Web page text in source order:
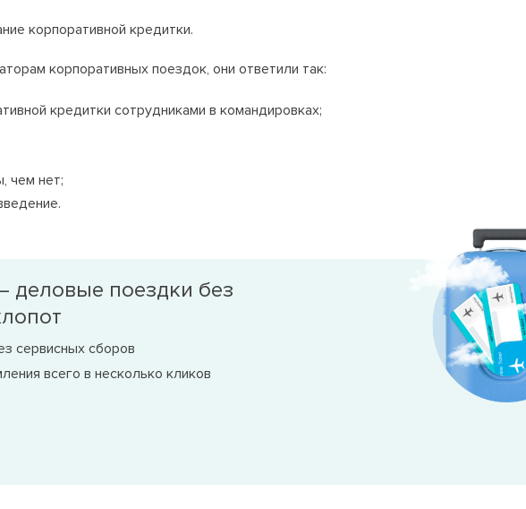
корпоративной кредитки.
корпоративных поездок, они ответили так:
кредитки сотрудниками в командировках;
чем нет;
поездки без
сервисных сборов
всего в несколько кликов